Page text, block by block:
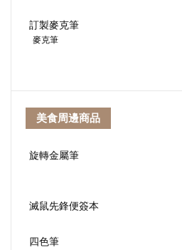
訂製麥克筆
麥克筆
美食周邊商品
旋轉金屬筆
滅鼠先鋒便簽本
四色筆